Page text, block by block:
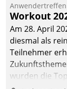
Cloud-
Lösungen mit
Anwendertreffen
Workout
Am 28. April
diesmal als
Teilnehmer
wurden die